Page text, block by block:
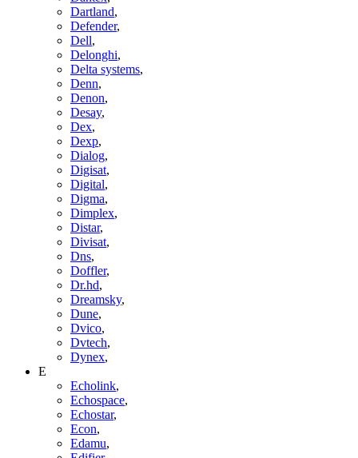
Dartland,
Defender,
Dell,
Delonghi,
Delta systems,
Denn,
Denon,
Desay,
Dex,
Dexp,
Dialog,
Digisat,
Digital,
Digma,
Dimplex,
Distar,
Divisat,
Dns,
Doffler,
Dr.hd,
Dreamsky,
Dune,
Dvico,
Dvtech,
Dynex,
E
Echolink,
Echospace,
Echostar,
Econ,
Edamu,